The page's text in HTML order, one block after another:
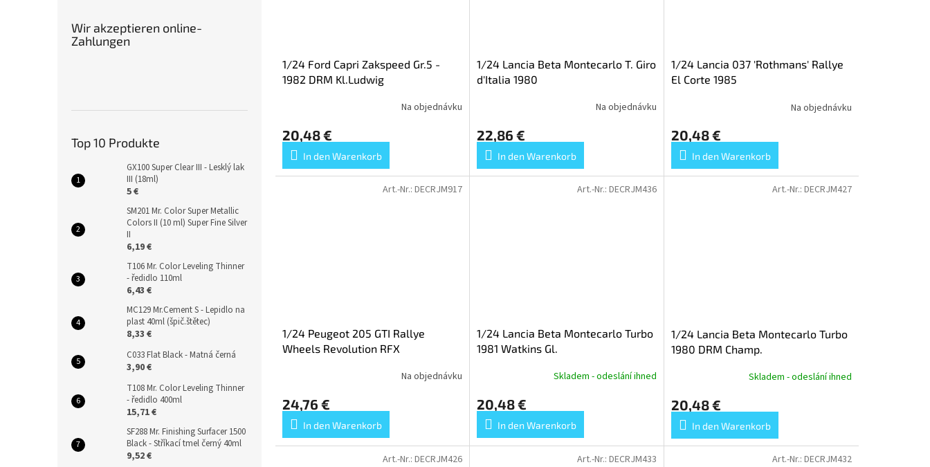
Wir akzeptieren online-
Zahlungen
Top 10 Produkte
GX100 Super Clear III - Lesklý lak
III (18ml)
5 €
SM201 Mr. Color Super Metallic
Colors II (10 ml) Super Fine Silver
II
6,19 €
T106 Mr. Color Leveling Thinner
- ředidlo 110ml
6,43 €
MC129 Mr.Cement S - Lepidlo na
plast 40ml (špič.štětec)
8,33 €
C033 Flat Black - Matná černá
3,90 €
T108 Mr. Color Leveling Thinner
- ředidlo 400ml
15,71 €
SF288 Mr. Finishing Surfacer 1500
Black - Stříkací tmel černý 40ml
9,52 €
1/24 Ford Capri Zakspeed Gr.5 -
1982 DRM Kl.Ludwig
Na objednávku
20,48 €
In den Warenkorb
1/24 Lancia Beta Montecarlo T. Giro
d'Italia 1980
Na objednávku
22,86 €
In den Warenkorb
1/24 Lancia 037 'Rothmans' Rallye
El Corte 1985
Na objednávku
20,48 €
In den Warenkorb
1/24 Peugeot 205 GTI Rallye
Wheels Revolution RFX
Na objednávku
24,76 €
In den Warenkorb
Art.-Nr.: DECRJM917
1/24 Lancia Beta Montecarlo Turbo
1981 Watkins Gl.
Skladem - odeslání ihned
20,48 €
In den Warenkorb
Art.-Nr.: DECRJM436
1/24 Lancia Beta Montecarlo Turbo
1980 DRM Champ.
Skladem - odeslání ihned
20,48 €
In den Warenkorb
Art.-Nr.: DECRJM427
Art.-Nr.: DECRJM426 Art.-Nr.: DECRJM433 Art.-Nr.: DECRJM432